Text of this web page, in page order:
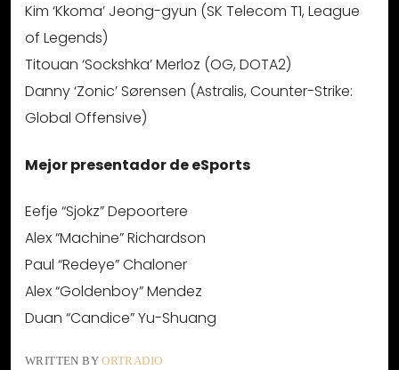
Kim ‘Kkoma’ Jeong-gyun (SK Telecom T1, League
of Legends)
Titouan ‘Sockshka’ Merloz (OG, DOTA2)
Danny ‘Zonic’ Sørensen (Astralis, Counter-Strike:
Global Offensive)
Mejor presentador de eSports
Eefje “Sjokz” Depoortere
Alex “Machine” Richardson
Paul “Redeye” Chaloner
Alex “Goldenboy” Mendez
Duan “Candice” Yu-Shuang
WRITTEN BYORTRADIO